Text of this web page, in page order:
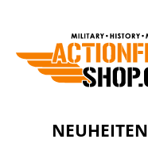
NEUHEITEN